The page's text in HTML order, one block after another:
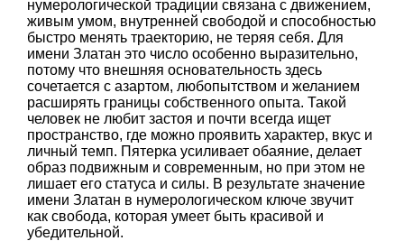
нумерологической традиции связана с движением,
живым умом, внутренней свободой и способностью
быстро менять траекторию, не теряя себя. Для
имени Златан это число особенно выразительно,
потому что внешняя основательность здесь
сочетается с азартом, любопытством и желанием
расширять границы собственного опыта. Такой
человек не любит застоя и почти всегда ищет
пространство, где можно проявить характер, вкус и
личный темп. Пятерка усиливает обаяние, делает
образ подвижным и современным, но при этом не
лишает его статуса и силы. В результате значение
имени Златан в нумерологическом ключе звучит
как свобода, которая умеет быть красивой и
убедительной.